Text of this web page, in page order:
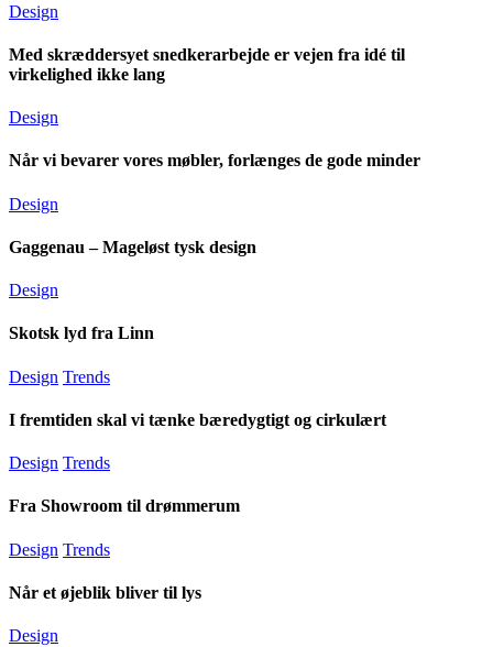
Design
Med skræddersyet snedkerarbejde er vejen fra idé til
virkelighed ikke lang
Design
Når vi bevarer vores møbler, forlænges de gode minder
Design
Gaggenau – Mageløst tysk design
Design
Skotsk lyd fra Linn
Design Trends
I fremtiden skal vi tænke bæredygtigt og cirkulært
Design Trends
Fra Showroom til drømmerum
Design Trends
Når et øjeblik bliver til lys
Design